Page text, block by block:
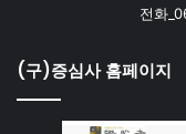
전화
(구)증심사 홈페이지